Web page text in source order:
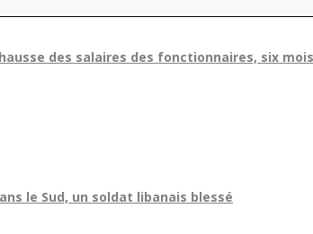
des salaires des fonctionnaires, six
le Sud, un soldat libanais blessé